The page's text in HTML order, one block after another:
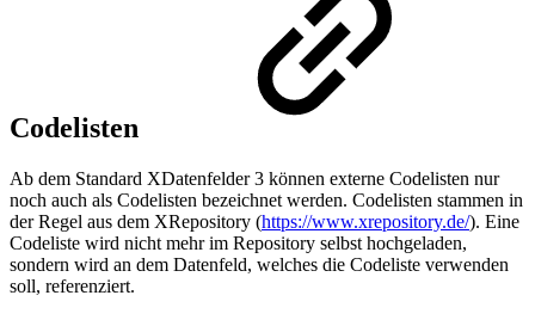
Codelisten
Ab dem Standard XDatenfelder 3 können externe Codelisten nur
noch auch als Codelisten bezeichnet werden. Codelisten stammen in
der Regel aus dem XRepository (https://www.xrepository.de/). Eine
Codeliste wird nicht mehr im Repository selbst hochgeladen,
sondern wird an dem Datenfeld, welches die Codeliste verwenden
soll, referenziert.